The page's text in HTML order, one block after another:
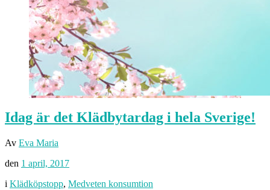
Idag är det Klädbytardag i hela Sverige!
Av Eva Maria
den 1 april, 2017
i Klädköpstopp, Medveten konsumtion